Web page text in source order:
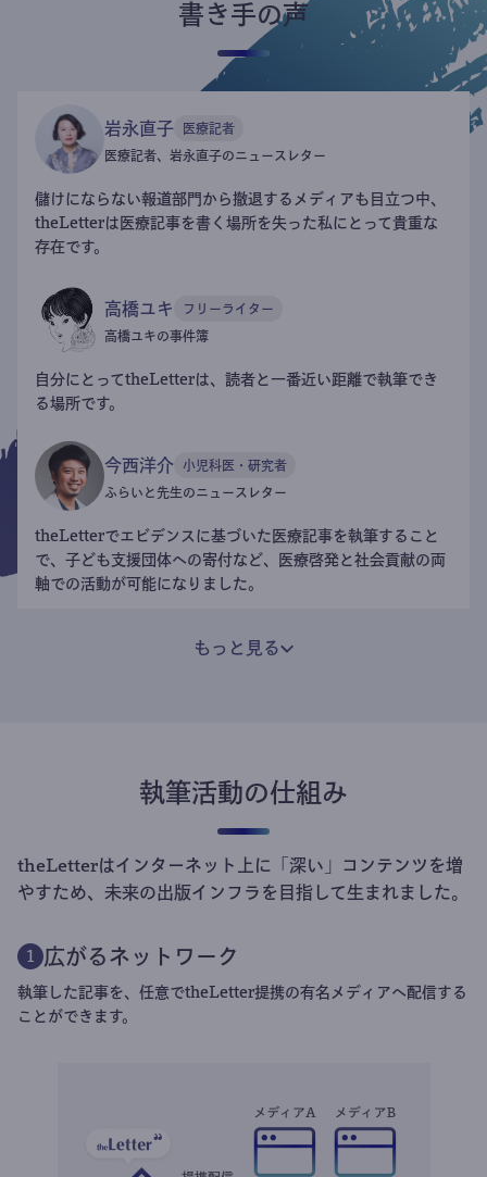
書き手の声
岩永直子 医療記者
医療記者、岩永直子のニュースレター
儲けにならない報道部門から撤退するメディアも目立つ中、
theLetterは医療記事を書く場所を失った私にとって貴重な
存在です。
高橋ユキ フリーライター
高橋ユキの事件簿
自分にとってtheLetterは、読者と一番近い距離で執筆でき
る場所です。
今西洋介 小児科医・研究者
ふらいと先生のニュースレター
theLetterでエビデンスに基づいた医療記事を執筆すること
で、子ども支援団体への寄付など、医療啓発と社会貢献の両
軸での活動が可能になりました。
もっと見る
執筆活動の仕組み
theLetterはインターネット上に「深い」コンテンツを増
やすため、未来の出版インフラを目指して生まれました。
1 広がるネットワーク
執筆した記事を、任意でtheLetter提携の有名メディアへ配信する
ことができます。